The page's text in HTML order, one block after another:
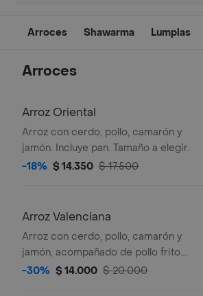
Arroces Shawarma Lumpias
Arroces
Arroz Oriental
Arroz con cerdo, pollo, camarón y
jamón. Incluye pan. Tamaño a elegir.
-18% $ 14.350 $ 17.500
Arroz Valenciana
Arroz con cerdo, pollo, camarón y
jamón, acompañado de pollo frito.
Tamaño a elegir.
-30% $ 14.000 $ 20.000